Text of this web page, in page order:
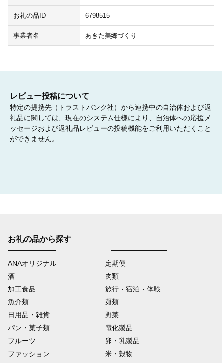
お礼の品ID 6798515
事業者名 あきた美郷づくり
レビュー投稿について
特定の提携先（トラストバンク社）から連携中の自治体および返
礼品に関しては、現在のシステム仕様により、自治体への応援メ
ッセージおよび返礼品レビューの投稿機能をご利用いただくこと
ができません。
お礼の品から探す
ANAオリジナル
定期便
酒
肉類
加工食品
旅行・宿泊・体験
魚介類
麺類
日用品・雑貨
野菜
パン・菓子類
電化製品
フルーツ
卵・乳製品
ファッション
米・穀物